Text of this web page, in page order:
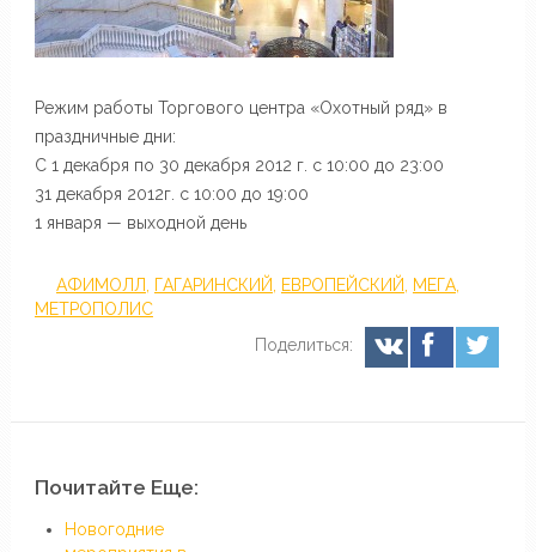
Режим работы Торгового центра «Охотный ряд» в
праздничные дни:
C 1 декабря по 30 декабря 2012 г. с 10:00 до 23:00
31 декабря 2012г. с 10:00 до 19:00
1 января — выходной день
АФИМОЛЛ ГАГАРИНСКИЙ ЕВРОПЕЙСКИЙ МЕГА,
МЕТРОПОЛИС
Поделиться:
Почитайте Еще:
Новогодние